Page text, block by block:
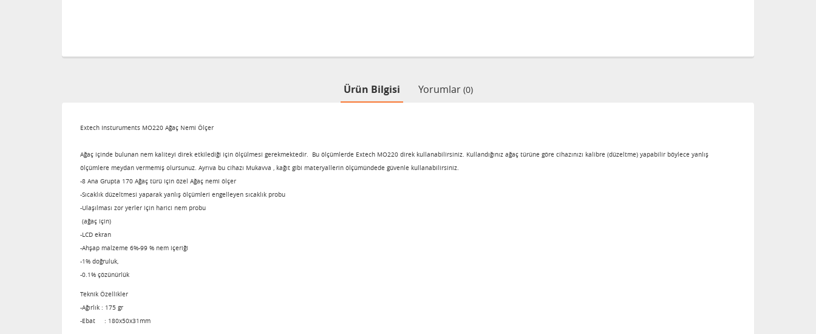
Ürün Bilgisi Yorumlar (0)
Extech Insturuments MO220 Ağaç Nemi Ölçer
Ağaç içinde bulunan nem kaliteyi direk etkilediği için ölçülmesi gerekmektedir. Bu ölçümlerde Extech MO220 direk kullanabilirsiniz. Kullandığınız ağaç türüne göre cihazınızı kalibre (düzeltme) yapabilir böylece yanlış
ölçümlere meydan vermemiş olursunuz. Ayrıva bu cihazı Mukavva , kağıt gibi materyallerin ölçümündede güvenle kullanabilirsiniz.
-8 Ana Grupta 170 Ağaç türü için özel Ağaç nemi ölçer
-Sıcaklık düzeltmesi yaparak yanlış ölçümleri engelleyen sıcaklık probu
-Ulaşılması zor yerler için harici nem probu
(ağaç için)
-LCD ekran
-Ahşap malzeme 6%-99 % nem içeriği
-1% doğruluk,
-0.1% çözünürlük
Teknik Özellikler
-Ağırlık : 175 gr
-Ebat : 180x50x31mm